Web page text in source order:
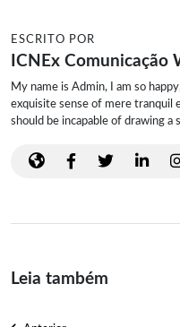
ESCRITO POR
ICNEx Comunicação
My name is Admin, I am so
exquisite sense of mere tranquil
should be incapable of drawing
Leia também